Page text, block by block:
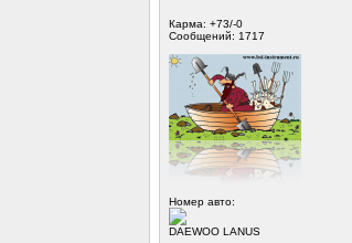
Карма: +73/-0
Сообщений: 1717
Номер авто:
DAEWOO LANUS